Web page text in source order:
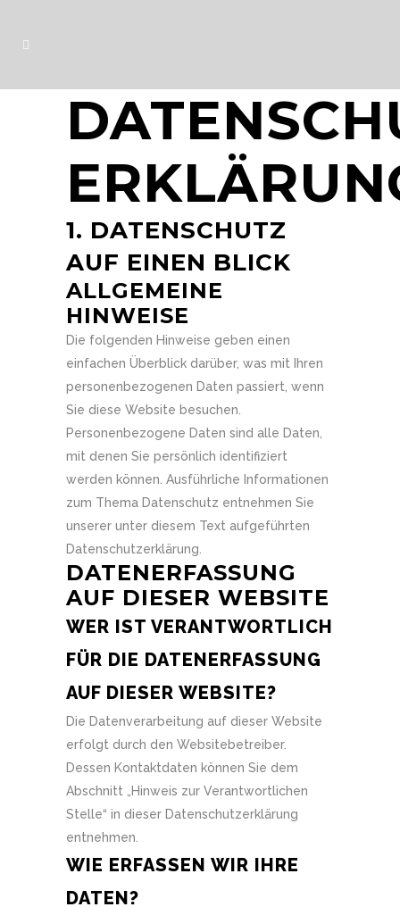
1. DATENSCHUTZ
AUF EINEN BLICK
ALLGEMEINE
HINWEISE
Die folgenden Hinweise geben einen
einfachen Überblick darüber, was mit Ihren
personenbezogenen Daten passiert, wenn
Sie diese Website besuchen.
Personenbezogene Daten sind alle Daten,
mit denen Sie persönlich identifiziert
werden können. Ausführliche Informationen
zum Thema Datenschutz entnehmen Sie
unserer unter diesem Text aufgeführten
Datenschutzerklärung.
DATENERFASSUNG
AUF DIESER WEBSITE
WER IST VERANTWORTLICH
FÜR DIE DATENERFASSUNG
AUF DIESER WEBSITE?
Die Datenverarbeitung auf dieser Website
erfolgt durch den Websitebetreiber.
Dessen Kontaktdaten können Sie dem
Abschnitt „Hinweis zur Verantwortlichen
Stelle“ in dieser Datenschutzerklärung
entnehmen.
WIE ERFASSEN WIR IHRE
DATEN?